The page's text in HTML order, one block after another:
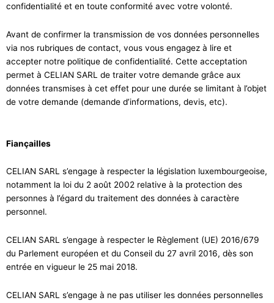
confidentialité et en toute conformité avec votre volonté.
Avant de confirmer la transmission de vos données personnelles
via nos rubriques de contact, vous vous engagez à lire et
accepter notre politique de confidentialité. Cette acceptation
permet à CELIAN SARL de traiter votre demande grâce aux
données transmises à cet effet pour une durée se limitant à l’objet
de votre demande (demande d’informations, devis, etc).
Fiançailles
CELIAN SARL s’engage à respecter la législation luxembourgeoise,
notamment la loi du 2 août 2002 relative à la protection des
personnes à l’égard du traitement des données à caractère
personnel.
CELIAN SARL s’engage à respecter le Règlement (UE) 2016/679
du Parlement européen et du Conseil du 27 avril 2016, dès son
entrée en vigueur le 25 mai 2018.
CELIAN SARL s’engage à ne pas utiliser les données personnelles